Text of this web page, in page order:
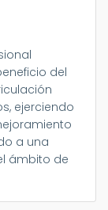
del
ejerciendo
a una
ámbito de